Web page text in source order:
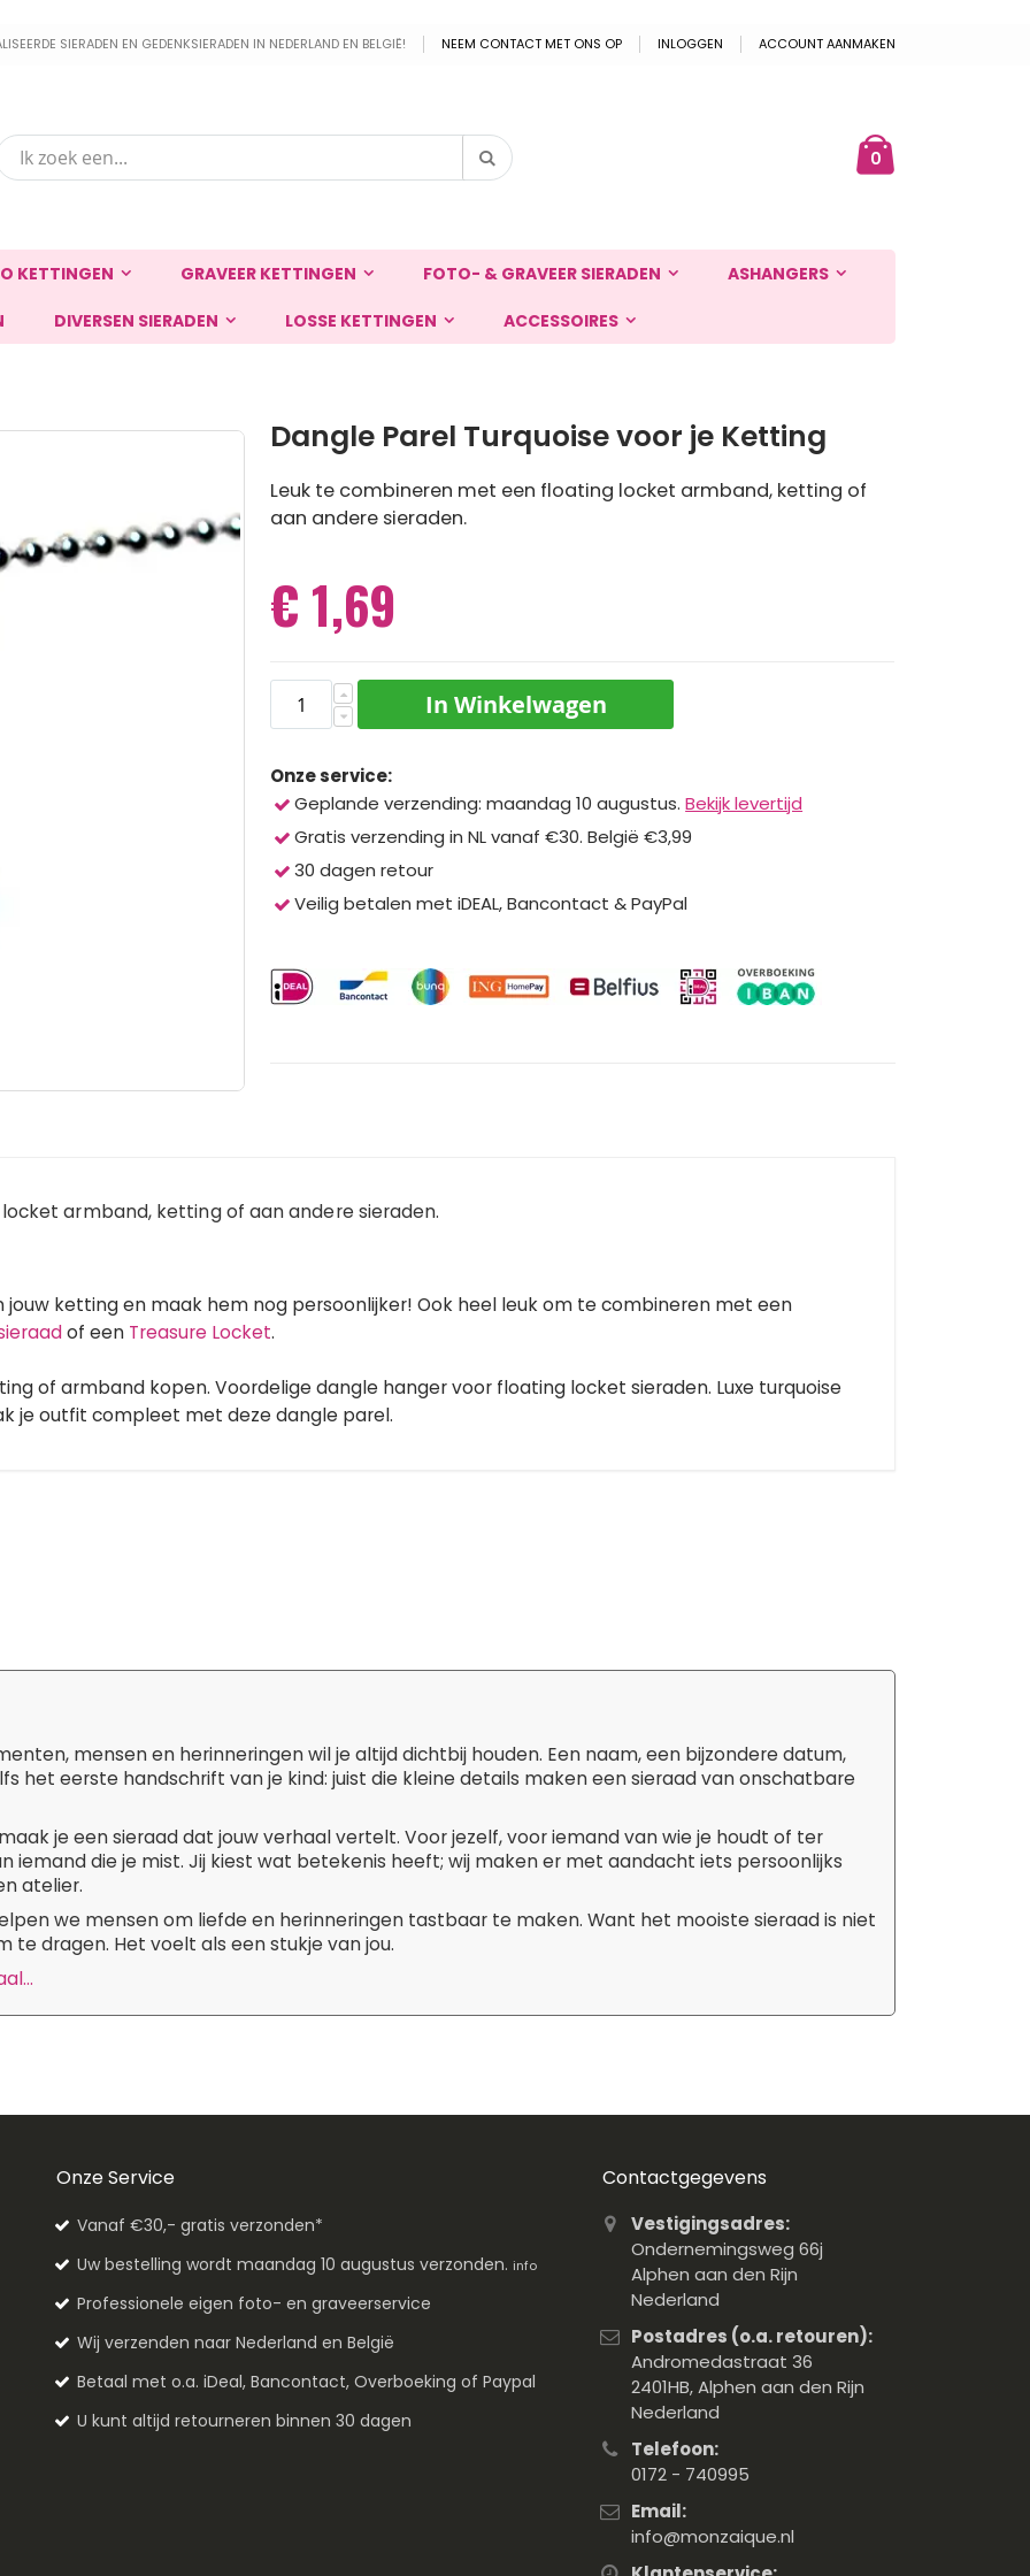
SIERADEN EN GEDENKSIERADEN IN NEDERLAND EN BELGIË! NEEM CONTACT MET ONS OP INLOGGEN ACCOUNT AANMAKEN
0producten
Zoek
KETTINGEN GRAVEER KETTINGEN FOTO- & GRAVEER SIERADEN ASHANGERS
DIVERSEN SIERADEN LOSSE KETTINGEN ACCESSOIRES
Dangle Parel Turquoise voor je Ketting
Leuk te combineren met een floating locket armband, ketting of
aan andere sieraden.
€ 1,69
In Winkelwagen
Onze service:
Geplande verzending: maandag 10 augustus. Bekijk levertijd
Gratis verzending in NL vanaf €30. België €3,99
30 dagen retour
Veilig betalen met iDEAL, Bancontact & PayPal
armband, ketting of aan andere sieraden.
jouw ketting en maak hem nog persoonlijker! Ook heel leuk om te combineren met een
of een Treasure Locket.
of armband kopen. Voordelige dangle hanger voor floating locket sieraden. Luxe turquoise
je outfit compleet met deze dangle parel.
mensen en herinneringen wil je altijd dichtbij houden. Een naam, een bijzondere datum,
het eerste handschrift van je kind: juist die kleine details maken een sieraad van onschatbare
je een sieraad dat jouw verhaal vertelt. Voor jezelf, voor iemand van wie je houdt of ter
iemand die je mist. Jij kiest wat betekenis heeft; wij maken er met aandacht iets persoonlijks
atelier.
we mensen om liefde en herinneringen tastbaar te maken. Want het mooiste sieraad is niet
te dragen. Het voelt als een stukje van jou.
Onze Service
Vanaf €30,- gratis verzonden*
Uw bestelling wordt maandag 10 augustus verzonden. info
Professionele eigen foto- en graveerservice
Wij verzenden naar Nederland en België
Betaal met o.a. iDeal, Bancontact, Overboeking of Paypal
U kunt altijd retourneren binnen 30 dagen
Contactgegevens
Vestigingsadres:
Ondernemingsweg 66j
Alphen aan den Rijn
Nederland
Postadres (o.a. retouren):
Andromedastraat 36
2401HB, Alphen aan den Rijn
Nederland
Telefoon:
0172 - 740995
Email:
info@monzaique.nl